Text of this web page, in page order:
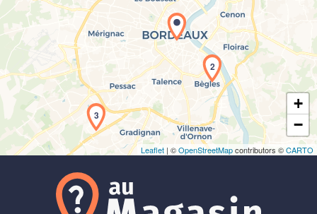
Chargement de la carte en cours...
2
3
+
−
Leaflet | ©OpenStreetMapcontributors ©CARTO